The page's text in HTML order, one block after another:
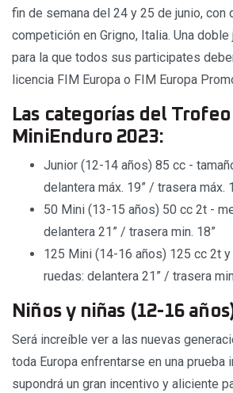
fin de semana del 24 y 25 de junio, con
competición en Grigno, Italia. Una doble
para la que todos sus participates
licencia FIM Europa o FIM Europa
Las categorías del
MiniEnduro 2023:
Junior (12-14 años) 85 cc -
delantera máx. 19” / trasera máx.
50 Mini (13-15 años) 50 cc 2t -
delantera 21” / trasera min. 18”
125 Mini (14-16 años) 125 cc 2t
ruedas: delantera 21” / trasera
Niños y niñas (12-16
Será increíble ver a las nuevas
toda Europa enfrentarse en una prueba
supondrá un gran incentivo y aliciente